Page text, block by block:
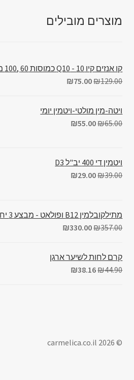
מוצרים מובילים
קו אנזים קיו 10 - Q10 כמוסות 60 ,100 מ"ג
₪129.00
₪75.00
ויטה-מין מולטי-ויטמין יומי
₪65.00
₪55.00
ויטמין די 400 יב"ל D3
₪39.00
₪29.00
מתילקובלמין B12 ופולאט - מבצע 3 יח'
₪357.00
₪330.00
קרם לחות לשיער ארגן
₪44.90
₪38.16
© carmelica.co.il 2026